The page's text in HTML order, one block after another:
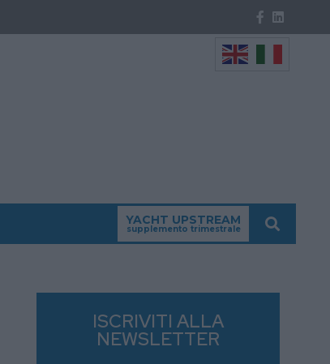
YACHT UPSTREAM
supplemento trimestrale
ISCRIVITI ALLA
NEWSLETTER